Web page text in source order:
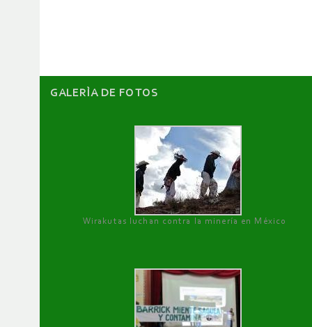
GALERÌA DE FOTOS
Wirakutas luchan contra la minería en México